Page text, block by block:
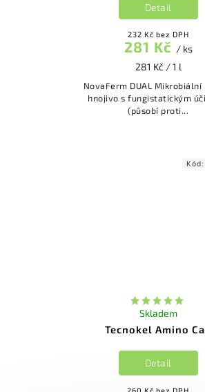
232 Kč bez DPH
281 Kč / ks
281 Kč / 1 l
Detail
NovaFerm DUAL Mikrobiální listové
hnojivo s fungistatickým
(působí proti...
Tecnokel Amino
Skladem
260 Kč bez DPH
Detail